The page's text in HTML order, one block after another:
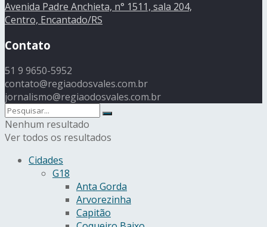
Avenida Padre Anchieta, n° 1511, sala 204,
Centro, Encantado/RS
Contato
51 9 9650-5952
contato@regiaodosvales.com.br
jornalismo@regiaodosvales.com.br
Nenhum resultado
Ver todos os resultados
Cidades
G18
Anta Gorda
Arvorezinha
Capitão